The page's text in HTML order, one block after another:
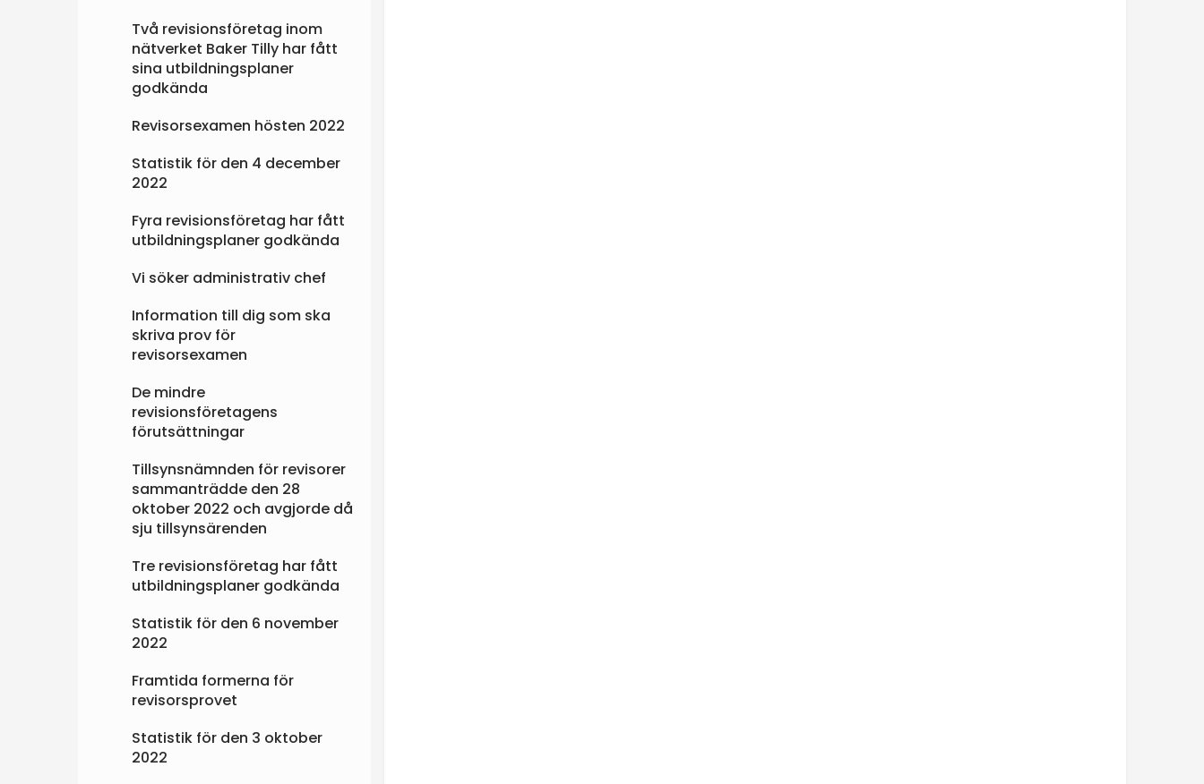
Två revisionsföretag inom
nätverket Baker Tilly har fått
sina utbildningsplaner
godkända
Revisorsexamen hösten 2022
Statistik för den 4 december
2022
Fyra revisionsföretag har fått
utbildningsplaner godkända
Vi söker administrativ chef
Information till dig som ska
skriva prov för
revisorsexamen
De mindre
revisionsföretagens
förutsättningar
Tillsynsnämnden för revisorer
sammanträdde den 28
oktober 2022 och avgjorde då
sju tillsynsärenden
Tre revisionsföretag har fått
utbildningsplaner godkända
Statistik för den 6 november
2022
Framtida formerna för
revisorsprovet
Statistik för den 3 oktober
2022